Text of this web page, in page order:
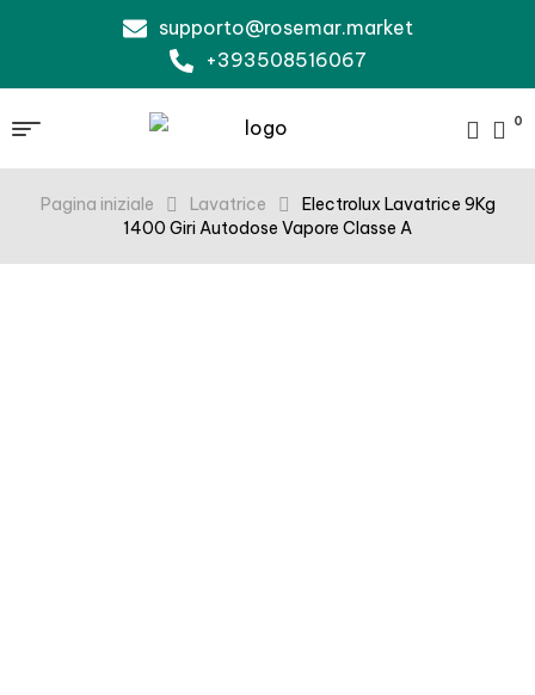
supporto@rosemar.market
+393508516067
0
Pagina iniziale Lavatrice
Electrolux Lavatrice 9Kg
1400 Giri Autodose Vapore Classe A